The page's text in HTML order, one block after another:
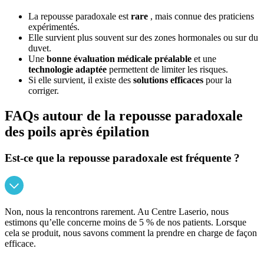
La repousse paradoxale est rare , mais connue des praticiens
expérimentés.
Elle survient plus souvent sur des zones hormonales ou sur du
duvet.
Une bonne évaluation médicale préalable et une
technologie adaptée permettent de limiter les risques.
Si elle survient, il existe des solutions efficaces pour la
corriger.
FAQs autour de la repousse paradoxale
des poils après épilation
Est-ce que la repousse paradoxale est fréquente ?
Non, nous la rencontrons rarement. Au Centre Laserio, nous
estimons qu’elle concerne moins de 5 % de nos patients. Lorsque
cela se produit, nous savons comment la prendre en charge de façon
efficace.